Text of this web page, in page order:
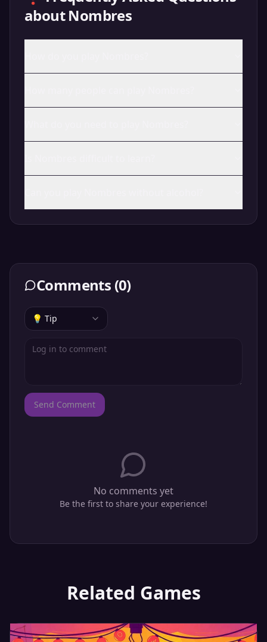
about Nombres
Comments (0)
💡 Tip
Send Comment
No comments yet
Be the first to share your experience!
Related Games